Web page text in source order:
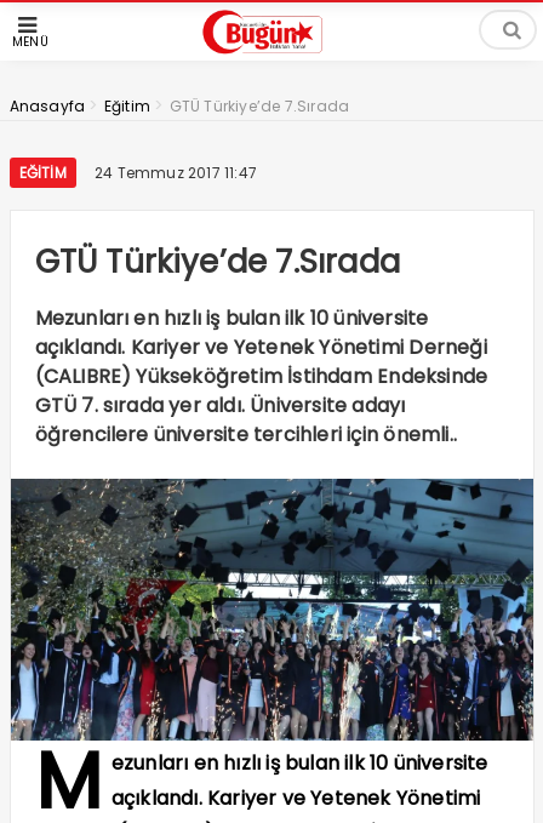
MENÜ
Anasayfa > Eğitim > GTÜ Türkiye’de 7.Sırada
EĞITIM 24 Temmuz 2017 11:47
GTÜ Türkiye’de 7.Sırada
Mezunları en hızlı iş bulan ilk 10 üniversite
açıklandı. Kariyer ve Yetenek Yönetimi Derneği
(CALIBRE) Yükseköğretim İstihdam Endeksinde
GTÜ 7. sırada yer aldı. Üniversite adayı
öğrencilere üniversite tercihleri için önemli..
M ezunları en hızlı iş bulan ilk 10 üniversite
açıklandı. Kariyer ve Yetenek Yönetimi